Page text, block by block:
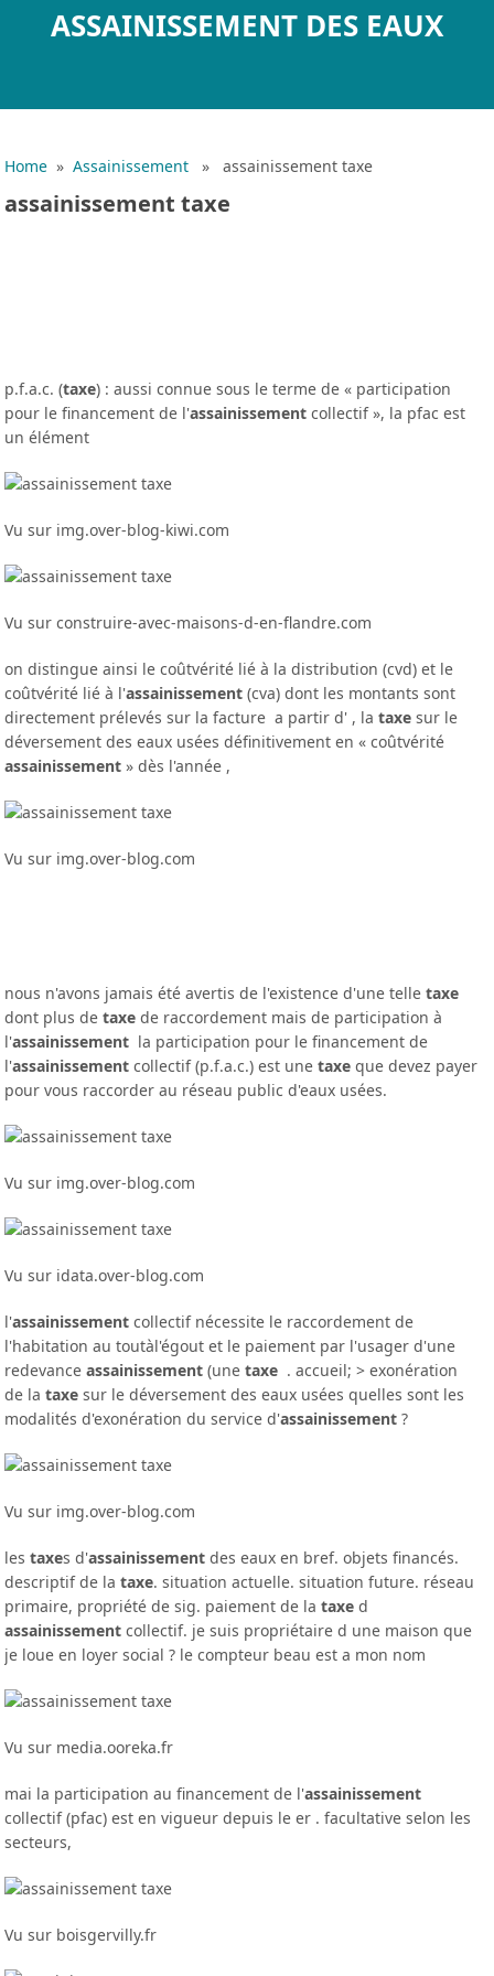
ASSAINISSEMENT DES EAUX
Home »Assainissement » assainissement taxe
assainissement taxe
p.f.a.c. (taxe) : aussi connue sous le terme de « participation
pour le financement de l'assainissement collectif », la pfac est
un élément
Vu sur img.over-blog-kiwi.com
Vu sur construire-avec-maisons-d-en-flandre.com
on distingue ainsi le coûtvérité lié à la distribution (cvd) et le
coûtvérité lié à l'assainissement (cva) dont les montants sont
directement prélevés sur la facture a partir d' , lataxe sur le
déversement des eaux usées définitivement en « coûtvérité
assainissement » dès l'année ,
Vu sur img.over-blog.com
nous n'avons jamais été avertis de l'existence d'une telletaxe
dont plus detaxe de raccordement mais de participation à
l'assainissement la participation pour le financement de
l'assainissement collectif (p.f.a.c.) est unetaxe que devez payer
pour vous raccorder au réseau public d'eaux usées.
Vu sur img.over-blog.com
Vu sur idata.over-blog.com
l'assainissement collectif nécessite le raccordement de
l'habitation au toutàl'égout et le paiement par l'usager d'une
redevanceassainissement (unetaxe . accueil; > exonération
de lataxe sur le déversement des eaux usées quelles sont les
modalités d'exonération du service d'assainissement ?
Vu sur img.over-blog.com
lestaxes d'assainissement des eaux en bref. objets financés.
descriptif de lataxe. situation actuelle. situation future. réseau
primaire, propriété de sig. paiement de lataxe d
assainissement collectif. je suis propriétaire d une maison que
je loue en loyer social ? le compteur beau est a mon nom
Vu sur media.ooreka.fr
mai la participation au financement de l'assainissement
collectif (pfac) est en vigueur depuis le er . facultative selon les
secteurs,
Vu sur boisgervilly.fr